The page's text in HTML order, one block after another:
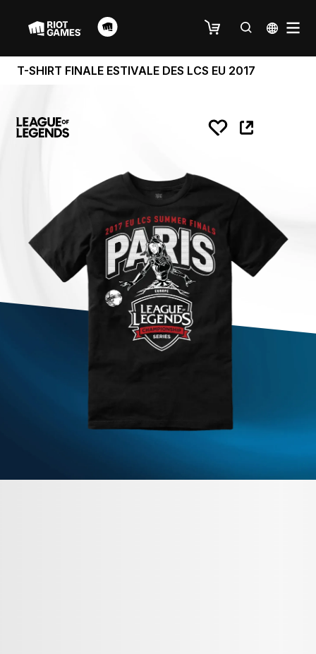
T-SHIRT FINALE ESTIVALE DES LCS EU 2017